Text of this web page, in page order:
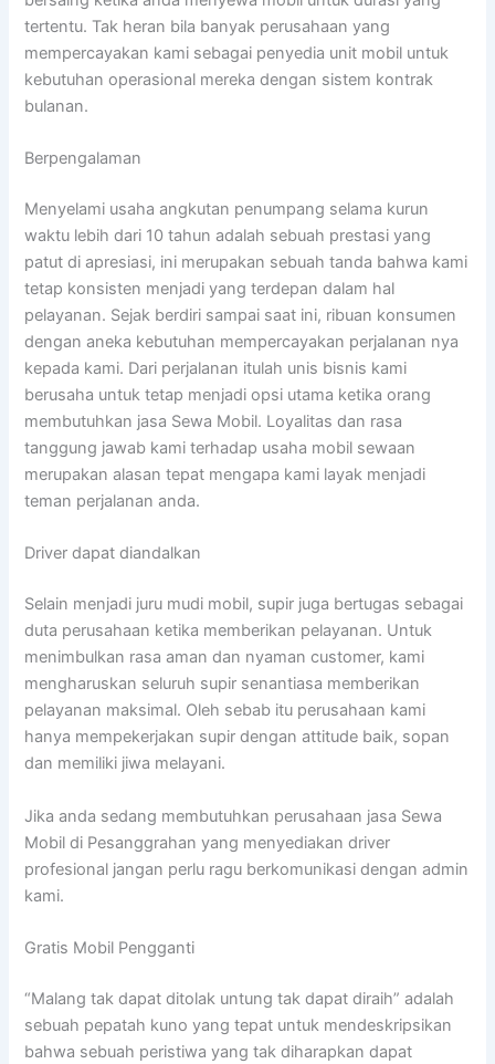
tertentu. Tak heran bila banyak perusahaan yang
mempercayakan kami sebagai penyedia unit mobil untuk
kebutuhan operasional mereka dengan sistem kontrak
bulanan.
Berpengalaman
Menyelami usaha angkutan penumpang selama kurun
waktu lebih dari 10 tahun adalah sebuah prestasi yang
patut di apresiasi, ini merupakan sebuah tanda bahwa kami
tetap konsisten menjadi yang terdepan dalam hal
pelayanan. Sejak berdiri sampai saat ini, ribuan konsumen
dengan aneka kebutuhan mempercayakan perjalanan nya
kepada kami. Dari perjalanan itulah unis bisnis kami
berusaha untuk tetap menjadi opsi utama ketika orang
membutuhkan jasa Sewa Mobil. Loyalitas dan rasa
tanggung jawab kami terhadap usaha mobil sewaan
merupakan alasan tepat mengapa kami layak menjadi
teman perjalanan anda.
Driver dapat diandalkan
Selain menjadi juru mudi mobil, supir juga bertugas sebagai
duta perusahaan ketika memberikan pelayanan. Untuk
menimbulkan rasa aman dan nyaman customer, kami
mengharuskan seluruh supir senantiasa memberikan
pelayanan maksimal. Oleh sebab itu perusahaan kami
hanya mempekerjakan supir dengan attitude baik, sopan
dan memiliki jiwa melayani.
Jika anda sedang membutuhkan perusahaan jasa Sewa
Mobil di Pesanggrahan yang menyediakan driver
profesional jangan perlu ragu berkomunikasi dengan admin
kami.
Gratis Mobil Pengganti
“Malang tak dapat ditolak untung tak dapat diraih” adalah
sebuah pepatah kuno yang tepat untuk mendeskripsikan
bahwa sebuah peristiwa yang tak diharapkan dapat